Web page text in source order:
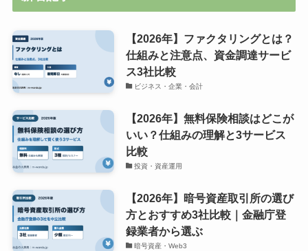
【2026年】ファクタリングとは？
仕組みと注意点、資金調達サービ
ス3社比較
ビジネス・企業・会計
【2026年】無料保険相談はどこが
いい？仕組みの理解と3サービス
比較
投資・資産運用
【2026年】暗号資産取引所の選び
方とおすすめ3社比較｜金融庁登
録業者から選ぶ
暗号資産・Web3